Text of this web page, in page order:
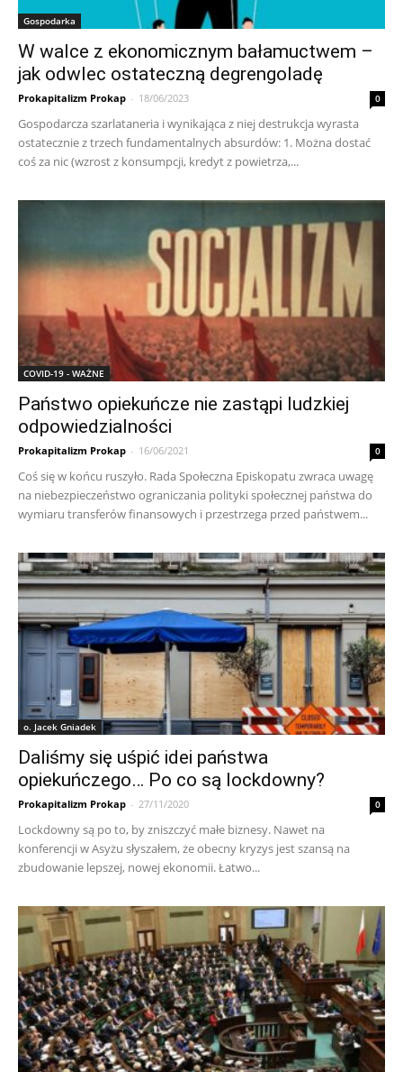
Gospodarka
W walce z ekonomicznym bałamuctwem –
jak odwlec ostateczną degrengoladę
Prokapitalizm Prokap - 18/06/2023 0
Gospodarcza szarlataneria i wynikająca z niej destrukcja wyrasta
ostatecznie z trzech fundamentalnych absurdów: 1. Można dostać
coś za nic (wzrost z konsumpcji, kredyt z powietrza,...
COVID-19 - WAŻNE
Państwo opiekuńcze nie zastąpi ludzkiej
odpowiedzialności
Prokapitalizm Prokap - 16/06/2021 0
Coś się w końcu ruszyło. Rada Społeczna Episkopatu zwraca uwagę
na niebezpieczeństwo ograniczania polityki społecznej państwa do
wymiaru transferów finansowych i przestrzega przed państwem...
o. Jacek Gniadek
Daliśmy się uśpić idei państwa
opiekuńczego… Po co są lockdowny?
Prokapitalizm Prokap - 27/11/2020 0
Lockdowny są po to, by zniszczyć małe biznesy. Nawet na
konferencji w Asyżu słyszałem, że obecny kryzys jest szansą na
zbudowanie lepszej, nowej ekonomii. Łatwo...